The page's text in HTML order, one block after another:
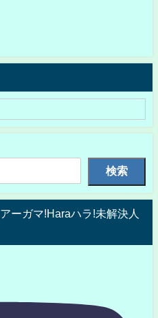
検索
ーガマ!Haraハラ!未解決人